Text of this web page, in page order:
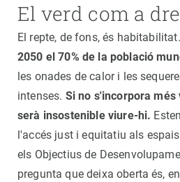
El verd com a
El repte, de fons, és
2050 el 70% de la població
les onades de calor i les
intenses. Si no s'incorpora més
serà insostenible viure-hi.
l'accés just i equitatiu als
els Objectius de
pregunta que deixa oberta és,